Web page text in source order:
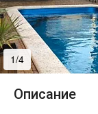
1/4
Описание